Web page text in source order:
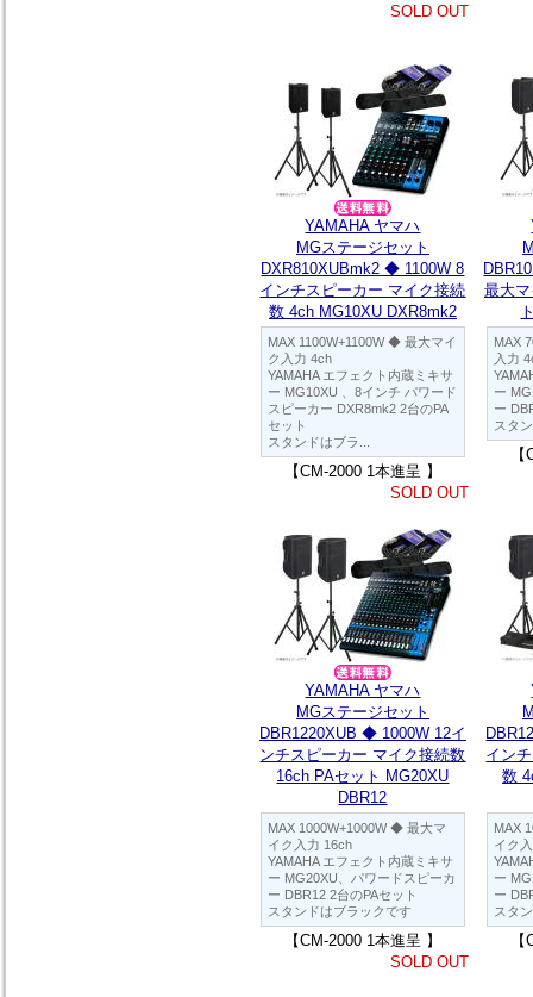
SOLD OUT
YAMAHA ヤマハ
MGステージセット
DXR810XUBmk2 ◆ 1100W 8
インチスピーカー マイク接続
数 4ch MG10XU DXR8mk2
MAX 1100W+1100W ◆ 最大マイ
ク入力 4ch
YAMAHA エフェクト内蔵ミキサ
ー MG10XU 、8インチ パワード
スピーカー DXR8mk2 2台のPA
セット
スタンドはブラ...
【CM-2000 1本進呈 】
SOLD OUT
最大
MAX
入力
ー
ー
スタ
YAMAHA ヤマハ
MGステージセット
DBR1220XUB ◆ 1000W 12イ
ンチスピーカー マイク接続数
16ch PAセット MG20XU
DBR12
MAX 1000W+1000W ◆ 最大マ
イク入力 16ch
YAMAHA エフェクト内蔵ミキサ
ー MG20XU、パワードスピーカ
ー DBR12 2台のPAセット
スタンドはブラックです
【CM-2000 1本進呈 】
SOLD OUT
イン
数
MAX
イク
ー
ー
スタ